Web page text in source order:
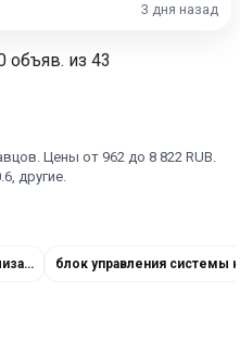
3 дня назад
объяв. из 43
Цены от 962 до 8 822 RUB.
другие.
блок управления системы нейтрализации ОГ A0009003313